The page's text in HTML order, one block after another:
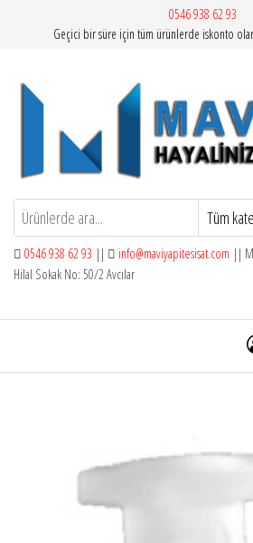
0546 938 62 93
Geçici bir süre için tüm ürünlerde iskonto
Mavi Yapı | Vitra Artema
0546 938 62 93 || info@maviyapitesisat.com ||
Hilal Sokak No: 50/2 Avcılar